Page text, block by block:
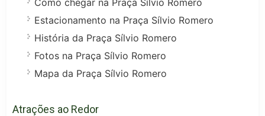
Estacionamento na Praça Sílvio Romero
História da Praça Sílvio Romero
Fotos na Praça Sílvio Romero
Mapa da Praça Sílvio Romero
Atrações ao Redor